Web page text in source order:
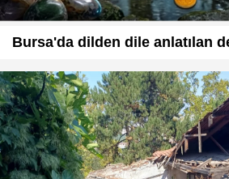
Bursa'da dilden dile anlatılan